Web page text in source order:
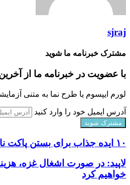
sjraj
مشترک خبرنامه ما شوید
با عضویت در خبرنامه ما از
لورم ایپسوم یا طرح‌ نما به متنی
آدرس ایمیل خود را وارد کنید
۱۰ ایده جذاب برای بستن پاکت نامه به روشی متفاوت
لاپید: در صورت اشغال غزه،
خواهیم کرد